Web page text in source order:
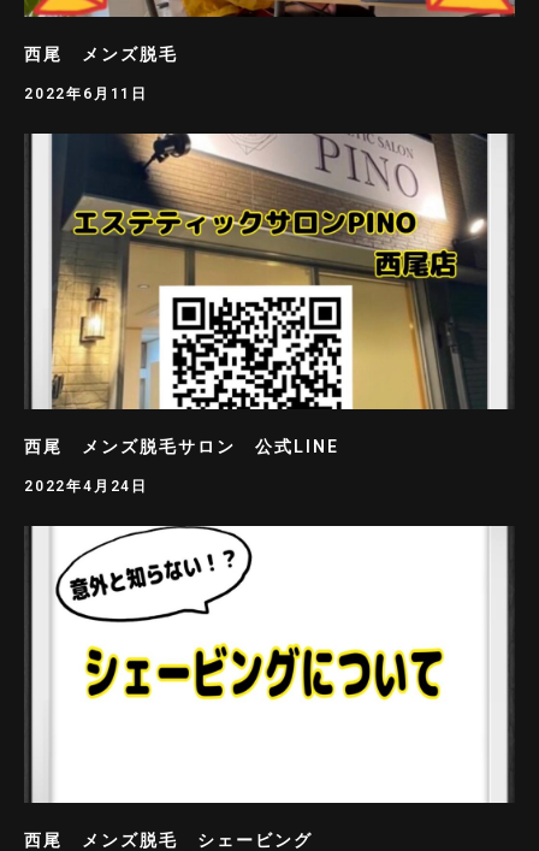
西尾 メンズ脱毛
2022年6月11日
西尾 メンズ脱毛サロン 公式LINE
2022年4月24日
西尾 メンズ脱毛 シェービング